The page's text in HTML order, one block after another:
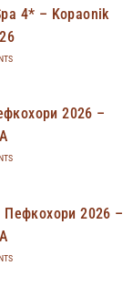
4* – Kopaonik
2026 –
Пефкохори 2026 –